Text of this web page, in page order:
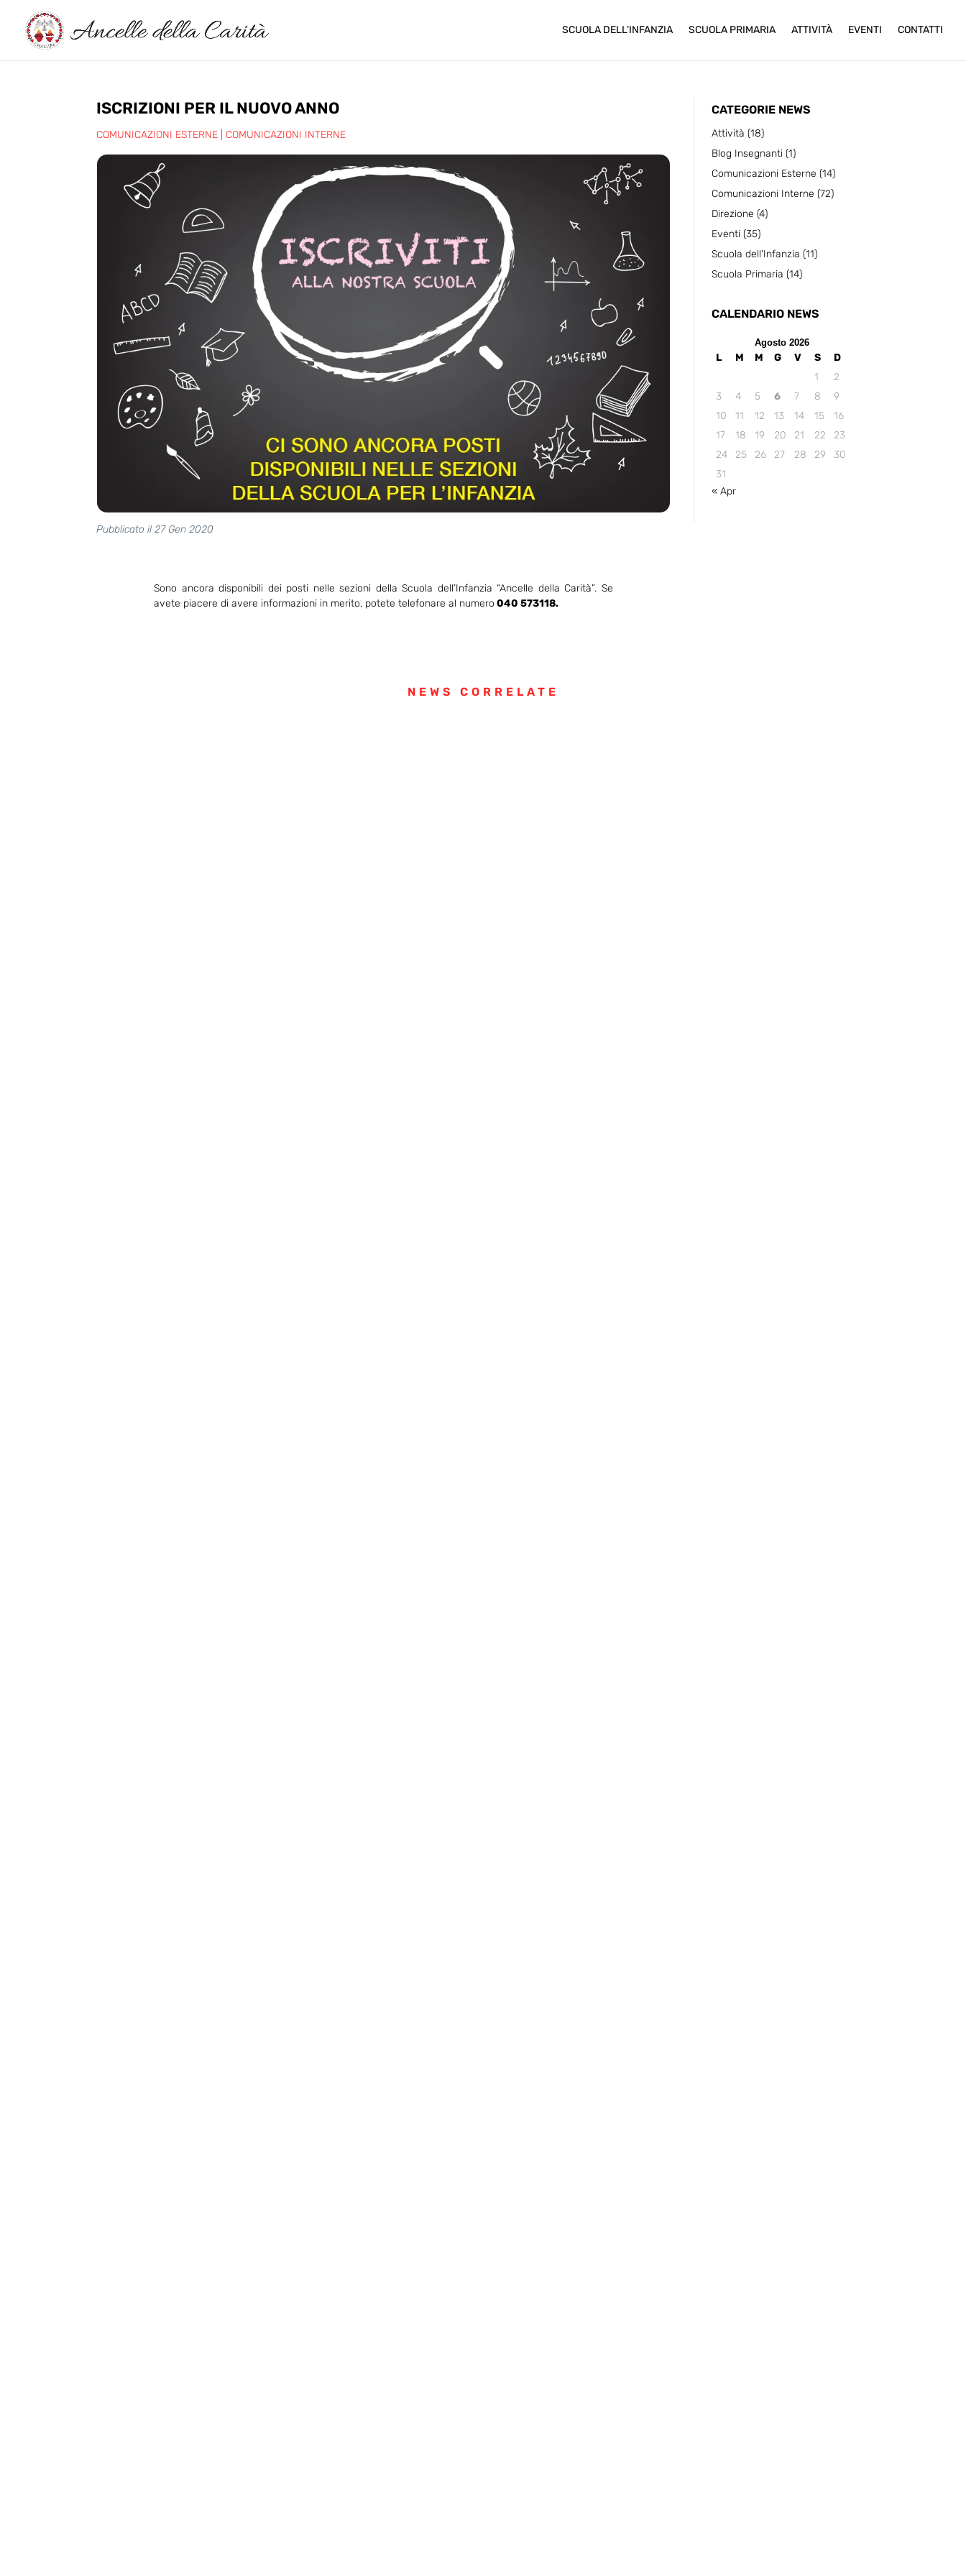
SCUOLA DELL’INFANZIA SCUOLA PRIMARIA ATTIVITÀ EVENTI CONTATTI
ISCRIZIONI PER IL NUOVO ANNO
COMUNICAZIONI ESTERNE COMUNICAZIONI INTERNE
Pubblicato il 27 Gen 2020
Sono ancora disponibili dei posti nelle sezioni della Scuola dell’Infanzia “Ancelle della Carità”. Se
avete piacere di avere informazioni in merito, potete telefonare al numero 040 573118.
CATEGORIE NEWS
Attività (18)
Blog Insegnanti (1)
Comunicazioni Esterne (14)
Comunicazioni Interne (72)
Direzione (4)
Eventi (35)
Scuola dell'Infanzia (11)
Scuola Primaria (14)
CALENDARIO NEWS
Agosto 2026
L M M G V S
D
1
2
3
4 5 6 7 8
9
10
11 12 13 14 15
16
17
18 19 20 21 22
23
24
25 26 27 28 29
30
31
« Apr
NEWS CORRELATE